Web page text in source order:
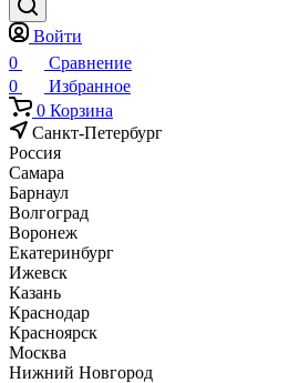
Войти
0
Сравнение
0
Избранное
0 Корзина
Санкт-Петербург
Россия
Самара
Барнаул
Волгоград
Воронеж
Екатеринбург
Ижевск
Казань
Краснодар
Красноярск
Москва
Нижний Новгород